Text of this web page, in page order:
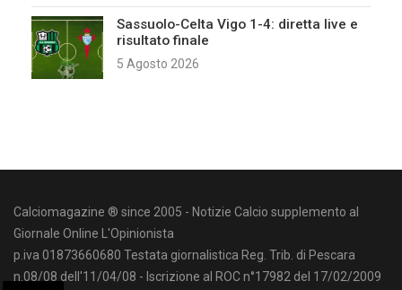
Sassuolo-Celta Vigo 1-4: diretta live e
risultato finale
5 Agosto 2026
Calciomagazine ® since 2005 - Notizie Calcio supplemento al
Giornale Online L'Opinionista
p.iva 01873660680 Testata giornalistica Reg. Trib. di Pescara
n.08/08 dell'11/04/08 - Iscrizione al ROC n°17982 del 17/02/2009